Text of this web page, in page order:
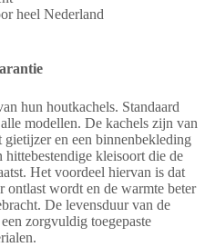
heel Nederland
hun houtkachels. Standaard
modellen. De kachels zijn van
en een binnenbekleding
kleisoort die de
Het voordeel hiervan is dat
wordt en de warmte beter
De levensduur van de
zorgvuldig toegepaste